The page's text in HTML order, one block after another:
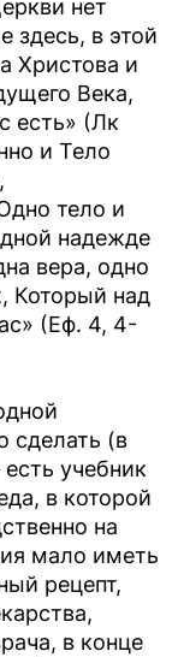
нет
здесь, в этой
Христова и
Века,
есть» (Лк
и Тело
тело и
надежде
вера, одно
Который над
(Еф. 4, 4-
сделать (в
есть учебник
в которой
на
мало иметь
рецепт,
в конце